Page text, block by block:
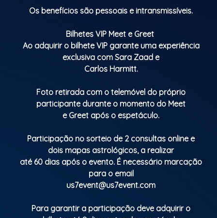
Os benefícios são pessoais e intransmissíveis.
Bilhetes VIP Meet e Greet
Ao adquirir o bilhete VIP garante uma experiência
exclusiva com Sara Zaad e
Carlos Harmitt.
Foto retirada com o telemóvel do próprio
participante durante o momento do Meet
e Greet após o espetáculo.
Participação no sorteio de 2 consultas online e
dois mapas astrológicos, a realizar
até 60 dias após o evento. É necessário marcação
para o email
us7event@us7event.com
Para garantir a participação deve adquirir o